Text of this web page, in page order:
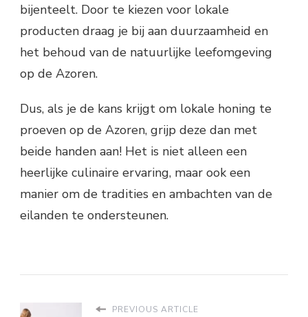
bijenteelt. Door te kiezen voor lokale
producten draag je bij aan duurzaamheid en
het behoud van de natuurlijke leefomgeving
op de Azoren.
Dus, als je de kans krijgt om lokale honing te
proeven op de Azoren, grijp deze dan met
beide handen aan! Het is niet alleen een
heerlijke culinaire ervaring, maar ook een
manier om de tradities en ambachten van de
eilanden te ondersteunen.
PREVIOUS ARTICLE